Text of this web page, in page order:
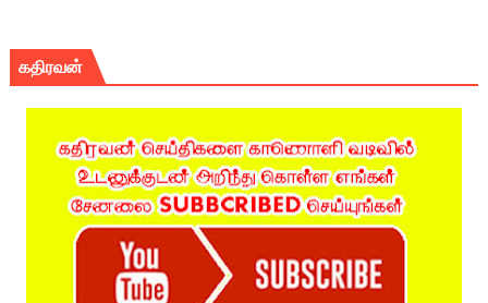
கதிரவன்